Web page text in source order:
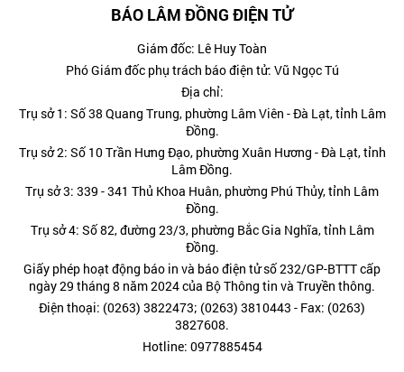
BÁO LÂM ĐỒNG ĐIỆN TỬ
Giám đốc: Lê Huy Toàn
Phó Giám đốc phụ trách báo điện tử: Vũ Ngọc Tú
Địa chỉ:
Trụ sở 1: Số 38 Quang Trung, phường Lâm Viên - Đà Lạt, tỉnh Lâm
Đồng.
Trụ sở 2: Số 10 Trần Hưng Đạo, phường Xuân Hương - Đà Lạt, tỉnh
Lâm Đồng.
Trụ sở 3: 339 - 341 Thủ Khoa Huân, phường Phú Thủy, tỉnh Lâm
Đồng.
Trụ sở 4: Số 82, đường 23/3, phường Bắc Gia Nghĩa, tỉnh Lâm
Đồng.
Giấy phép hoạt động báo in và báo điện tử số 232/GP-BTTT cấp
ngày 29 tháng 8 năm 2024 của Bộ Thông tin và Truyền thông.
Điện thoại: (0263) 3822473; (0263) 3810443 - Fax: (0263)
3827608.
Hotline: 0977885454